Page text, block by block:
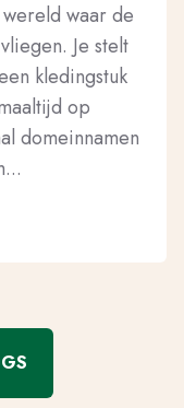
waar de
Je stelt
kledingstuk
op
domeinnamen